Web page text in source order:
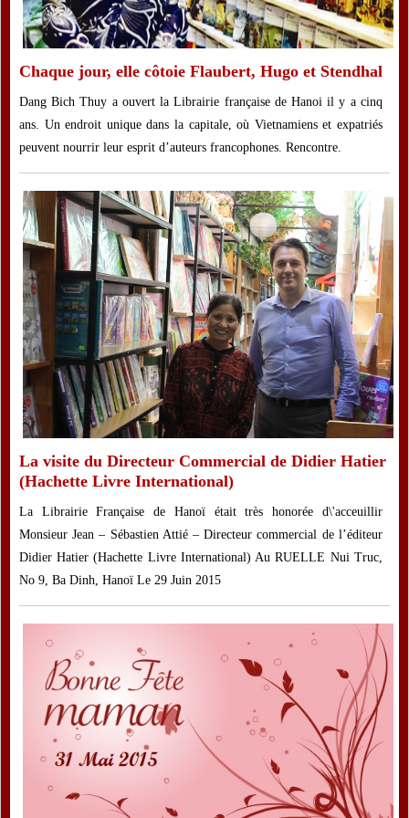
Chaque jour, elle côtoie Flaubert, Hugo et Stendhal
Dang Bich Thuy a ouvert la Librairie française de Hanoi il y a cinq
ans. Un endroit unique dans la capitale, où Vietnamiens et expatriés
peuvent nourrir leur esprit d’auteurs francophones. Rencontre.
La visite du Directeur Commercial de Didier Hatier
(Hachette Livre International)
La Librairie Française de Hanoï était très honorée d\'acceuillir
Monsieur Jean – Sébastien Attié – Directeur commercial de l’éditeur
Didier Hatier (Hachette Livre International) Au RUELLE Nui Truc,
No 9, Ba Dinh, Hanoï Le 29 Juin 2015